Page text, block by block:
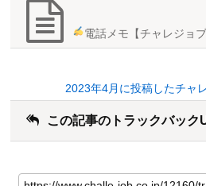
電話メモ 【チャレジョ
2023年4月に投稿したチャ
この記事のトラックバック
の